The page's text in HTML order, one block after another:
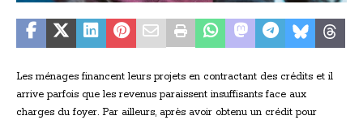
Les ménages financent leurs projets en contractant des crédits et il
arrive parfois que les revenus paraissent insuffisants face aux
charges du foyer. Par ailleurs, après avoir obtenu un crédit pour